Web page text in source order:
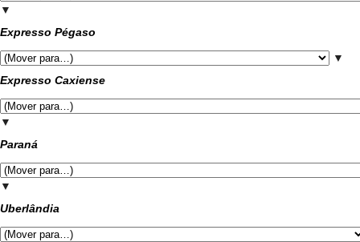
▼
Expresso Pégaso
▼
Expresso Caxiense
▼
Paraná
▼
Uberlândia